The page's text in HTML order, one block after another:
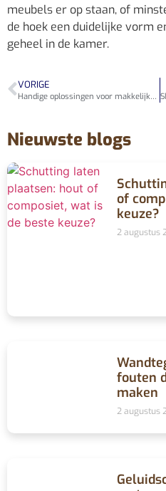
meubels er op staan, of
de hoek een duidelijke vorm
geheel in de kamer.
VORIGE
Handige oplossingen voor makkelijker klussen in en om het huis
Nieuwste blogs
of
keuze?
2 augustus
fouten
maken
2 augustus